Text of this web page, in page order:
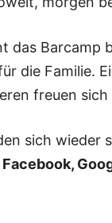
das Barcamp
die Familie.
freuen
sich